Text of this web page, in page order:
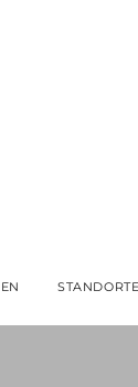
STANDORTE